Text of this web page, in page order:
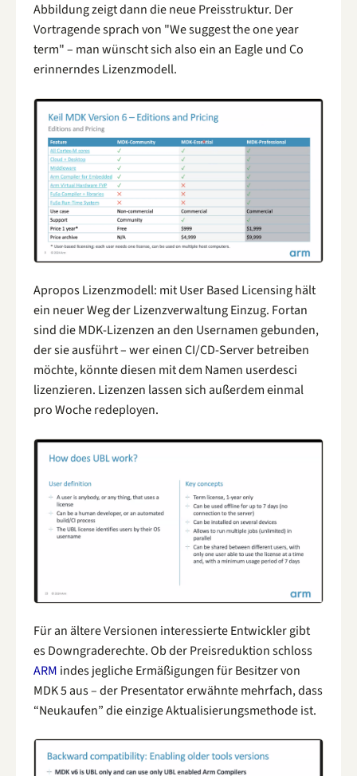
Abbildung zeigt dann die neue Preisstruktur. Der
Vortragende sprach von "We suggest the one year
term" – man wünscht sich also ein an Eagle und Co
erinnerndes Lizenzmodell.
Apropos Lizenzmodell: mit User Based Licensing hält
ein neuer Weg der Lizenzverwaltung Einzug. Fortan
sind die MDK-Lizenzen an den Usernamen gebunden,
der sie ausführt – wer einen CI/CD-Server betreiben
möchte, könnte diesen mit dem Namen userdesci
lizenzieren. Lizenzen lassen sich außerdem einmal
pro Woche redeployen.
Für an ältere Versionen interessierte Entwickler gibt
es Downgraderechte. Ob der Preisreduktion schloss
ARM indes jegliche Ermäßigungen für Besitzer von
MDK 5 aus – der Presentator erwähnte mehrfach, dass
“Neukaufen” die einzige Aktualisierungsmethode ist.